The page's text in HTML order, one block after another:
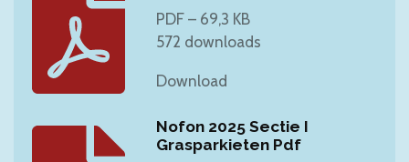
PDF – 69,3 KB
572 downloads
Download
Nofon 2025 Sectie I
Grasparkieten Pdf